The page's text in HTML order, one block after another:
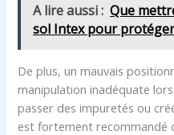
A lire aussi : Que
sol Intex pour
De plus, un mauvais
manipulation inadéquate
passer des impuretés ou
est fortement recommandé